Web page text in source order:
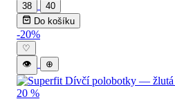
38
40
Do košíku
-20%
♡
👁
⊕